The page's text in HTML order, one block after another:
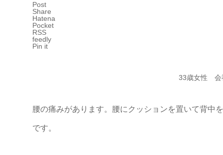
Post
Share
Hatena
Pocket
RSS
feedly
Pin it
33歳女性 会
腰の痛みがあります。腰にクッションを置いて背中
です。